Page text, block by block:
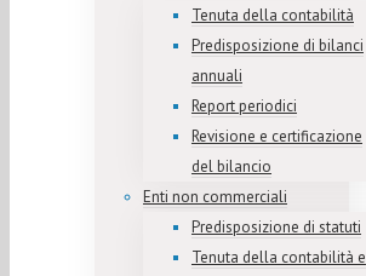
Tenuta della contabilità
Predisposizione di bilanci
annuali
Report periodici
Revisione e certificazione
del bilancio
Enti non commerciali
Predisposizione di statuti
Tenuta della contabilità e